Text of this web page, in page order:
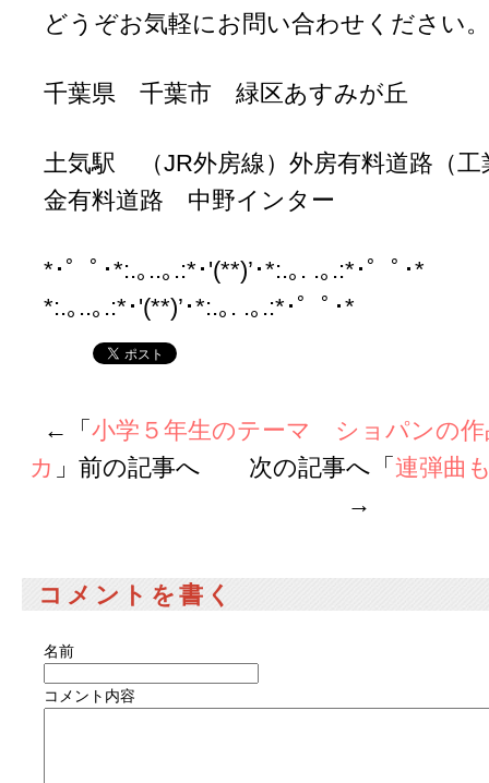
どうぞお気軽にお問い合わせください。
千葉県 千葉市 緑区あすみが丘
土気駅 （JR外房線）外房有料道路（工
金有料道路 中野インター
*･゜ﾟ･*:.｡..｡.:*･'(**)’･*:.｡. .｡.:*･゜ﾟ･*
*:.｡..｡.:*･'(**)’･*:.｡. .｡.:*･゜ﾟ･*
←「 小学５年生のテーマ ショパンの
カ 」前の記事へ 次の記事へ「 連弾曲
→
コメントを書く
名前
コメント内容